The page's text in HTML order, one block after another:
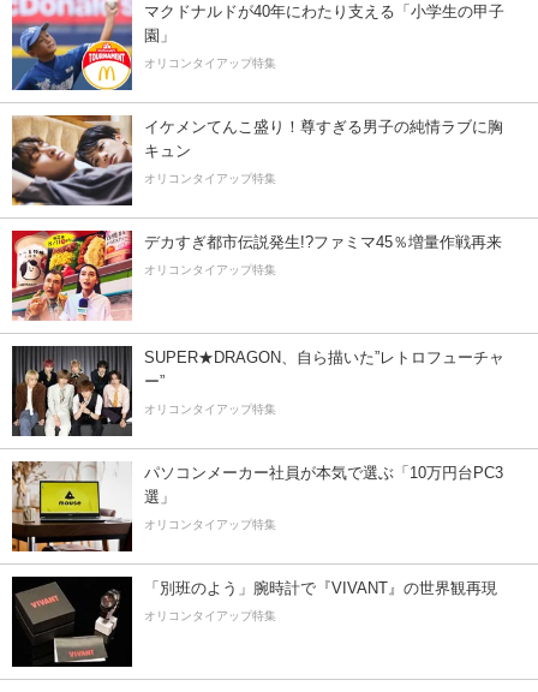
マクドナルドが40年にわたり支える「小学生の甲子
園」
オリコンタイアップ特集
イケメンてんこ盛り！尊すぎる男子の純情ラブに胸
キュン
オリコンタイアップ特集
デカすぎ都市伝説発生!?ファミマ45％増量作戦再来
オリコンタイアップ特集
SUPER★DRAGON、自ら描いた”レトロフューチャ
ー”
オリコンタイアップ特集
パソコンメーカー社員が本気で選ぶ「10万円台PC3
選」
オリコンタイアップ特集
「別班のよう」腕時計で『VIVANT』の世界観再現
オリコンタイアップ特集